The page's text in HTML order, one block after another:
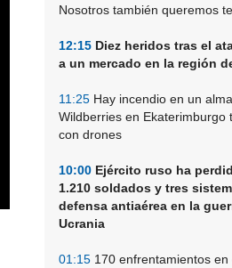
Nosotros también queremos
12:15 Diez heridos tras el
a un mercado en la región
11:25 Hay incendio en un
Wildberries en Ekaterimburgo
con drones
10:00 Ejército ruso ha
1.210 soldados y tres
defensa antiaérea en la
Ucrania
01:15 170 enfrentamientos en